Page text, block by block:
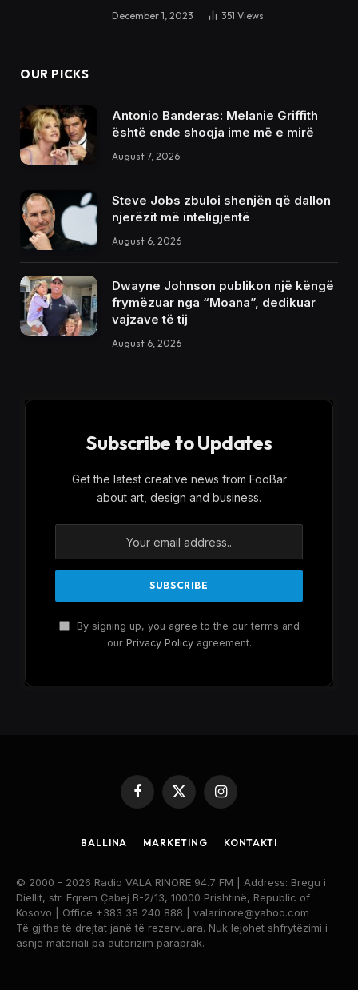
December 1, 2023 351 Views
OUR PICKS
Antonio Banderas: Melanie Griffith
është ende shoqja ime më e mirë
August 7, 2026
Steve Jobs zbuloi shenjën që dallon
njerëzit më inteligjentë
August 6, 2026
Dwayne Johnson publikon një këngë
frymëzuar nga “Moana”, dedikuar
vajzave të tij
August 6, 2026
Subscribe to Updates
Get the latest creative news from FooBar
about art, design and business.
By signing up, you agree to the our terms and
our Privacy Policyagreement.
Facebook
X
(Twitter)
Instagram
BALLINA MARKETING KONTAKTI
© 2000 - 2026 Radio VALA RINORE 94.7 FM | Address: Bregu i
Diellit, str. Eqrem Çabej B-2/13, 10000 Prishtinë, Republic of
Kosovo | Office +383 38 240 888 | valarinore@yahoo.com
Të gjitha të drejtat janë të rezervuara. Nuk lejohet shfrytëzimi i
asnjë materiali pa autorizim paraprak.